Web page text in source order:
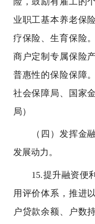
业职工基本养老保
疗保险、生育保险
商户定制专属保险
普惠性的保险保障
社会保障局、国家
局）
（四）发挥金融
发展动力。
15.提升融资便利
用评价体系，推进
户贷款余额、户数